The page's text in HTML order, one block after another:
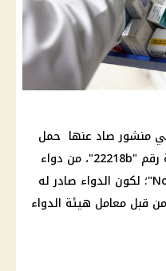
منشور صاد عنها حمل
رقم 30 لعام 2024، بسحب تشغيلة رقم "22218b"، من دواء
"Novoral Mouth Freshener Spray"؛ لكون الدواء صادر له
قبل معامل هيئة الدواء